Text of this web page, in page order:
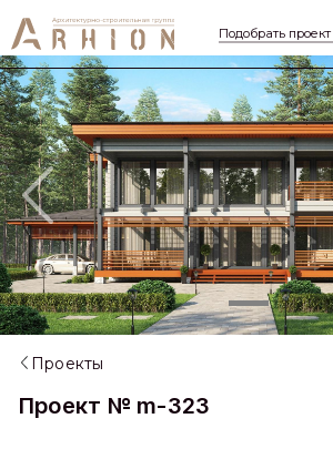
Подобрать проект
Previous
Проекты
Проект № m-323